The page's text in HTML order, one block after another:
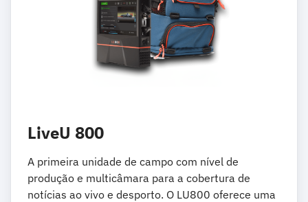
LiveU 800
A primeira unidade de campo com nível de
produção e multicâmara para a cobertura de
notícias ao vivo e desporto. O LU800 oferece uma